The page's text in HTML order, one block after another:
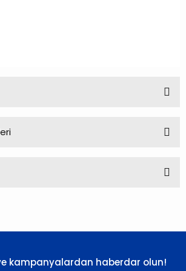
bozuk veya görüntülenemiyor.
kampanyalardan haberdar olun!